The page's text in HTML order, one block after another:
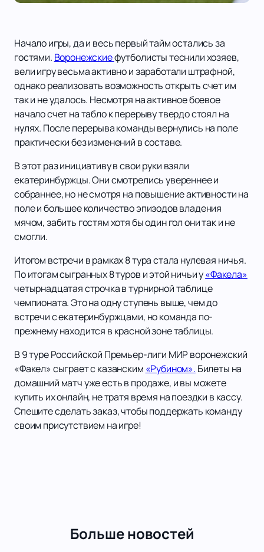
Начало игры, да и весь первый тайм остались за
гостями. Воронежскиефутболисты теснили хозяев,
вели игру весьма активно и заработали штрафной,
однако реализовать возможность открыть счет им
так и не удалось. Несмотря на активное боевое
начало счет на табло к перерыву твердо стоял на
нулях. После перерыва команды вернулись на поле
практически без изменений в составе.
В этот раз инициативу в свои руки взяли
екатеринбуржцы. Они смотрелись увереннее и
собраннее, но не смотря на повышение активности на
поле и большее количество эпизодов владения
мячом, забить гостям хотя бы один гол они так и не
смогли.
Итогом встречи в рамках 8 тура стала нулевая ничья.
По итогам сыгранных 8 туров и этой ничьи у«Факела»
четырнадцатая строчка в турнирной таблице
чемпионата. Это на одну ступень выше, чем до
встречи с екатеринбуржцами, но команда по-
прежнему находится в красной зоне таблицы.
В 9 туре Российской Премьер-лиги МИР воронежский
«Факел» сыграет с казанским «Рубином». Билеты на
домашний матч уже есть в продаже, и вы можете
купить их онлайн, не тратя время на поездки в кассу.
Спешите сделать заказ, чтобы поддержать команду
своим присутствием на игре!
Больше новостей